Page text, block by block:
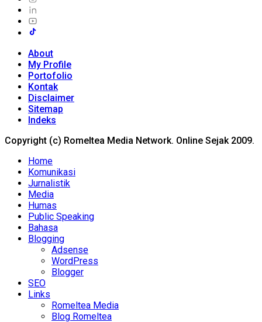
About
My Profile
Portofolio
Kontak
Disclaimer
Sitemap
Indeks
Copyright (c) Romeltea Media Network. Online Sejak 2009.
Home
Komunikasi
Jurnalistik
Media
Humas
Public Speaking
Bahasa
Blogging
Adsense
WordPress
Blogger
SEO
Links
Romeltea Media
Blog Romeltea